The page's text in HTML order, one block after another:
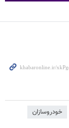
خودروسازان